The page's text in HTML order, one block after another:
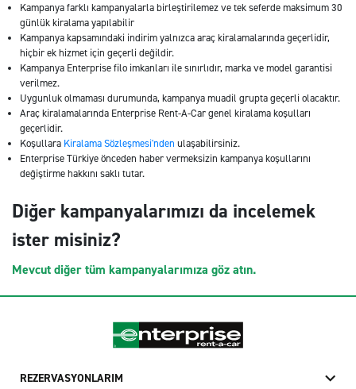
Kampanya farklı kampanyalarla birleştirilemez ve tek seferde maksimum 30
günlük kiralama yapılabilir
Kampanya kapsamındaki indirim yalnızca araç kiralamalarında geçerlidir,
hiçbir ek hizmet için geçerli değildir.
Kampanya Enterprise filo imkanları ile sınırlıdır, marka ve model garantisi
verilmez.
Uygunluk olmaması durumunda, kampanya muadil grupta geçerli olacaktır.
Araç kiralamalarında Enterprise Rent-A-Car genel kiralama koşulları
geçerlidir.
Koşullara Kiralama Sözleşmesi'nden ulaşabilirsiniz.
Enterprise Türkiye önceden haber vermeksizin kampanya koşullarını
değiştirme hakkını saklı tutar.
Diğer kampanyalarımızı da incelemek
ister misiniz?
Mevcut diğer tüm kampanyalarımıza göz atın.
REZERVASYONLARIM